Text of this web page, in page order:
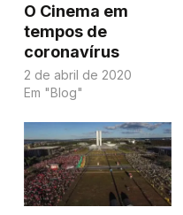
O Cinema em
tempos de
coronavírus
2 de abril de 2020
Em "Blog"